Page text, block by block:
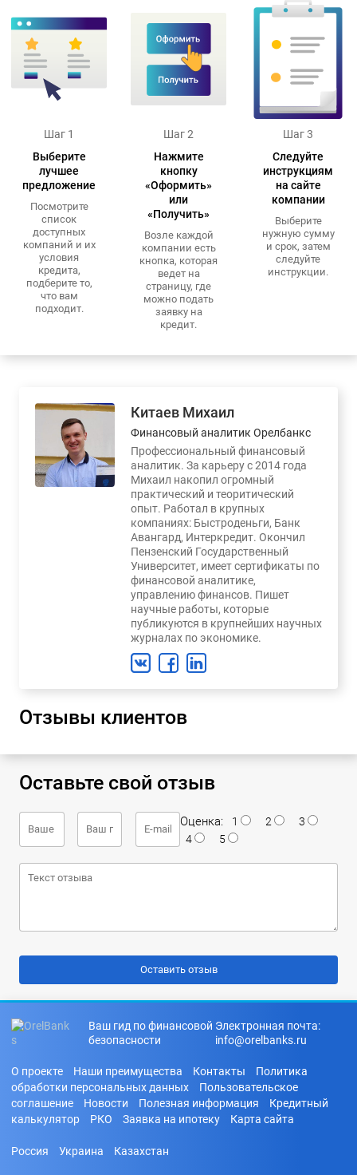
Шаг 1
Выберите
лучшее
предложение
Посмотрите
список
доступных
компаний и их
условия
кредита,
подберите то,
что вам
подходит.
Шаг 2
Нажмите
кнопку
«Оформить»
или
«Получить»
Возле каждой
компании есть
кнопка, которая
ведет на
страницу, где
можно подать
заявку на
кредит.
Шаг 3
Следуйте
инструкциям
на сайте
компании
Выберите
нужную сумму
и срок, затем
следуйте
инструкции.
Китаев Михаил
Финансовый аналитик Орелбанкс
Профессиональный финансовый
аналитик. За карьеру с 2014 года
Михаил накопил огромный
практический и теоритический
опыт. Работал в крупных
компаниях: Быстроденьги, Банк
Авангард, Интеркредит. Окончил
Пензенский Государственный
Университет, имеет сертификаты по
финансовой аналитике,
управлению финансов. Пишет
научные работы, которые
публикуются в крупнейших научных
журналах по экономике.
Отзывы клиентов
Оставьте свой отзыв
Оценка: 1 2
3
4
5
Ваш гид по финансовой
безопасности
Электронная почта:
info@orelbanks.ru
О проекте Наши преимущества Контакты
Политика
обработки персональных данных
Пользовательское
соглашение
Новости Полезная информация
Кредитный
калькулятор
РКО Заявка на ипотеку Карта сайта
Россия Украина Казахстан